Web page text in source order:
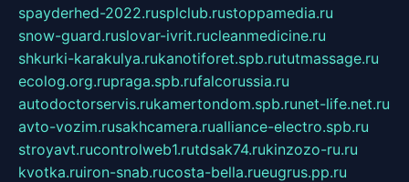
spayderhed-2022.rusplclub.rustoppamedia.ru
snow-guard.ruslovar-ivrit.rucleanmedicine.ru
shkurki-karakulya.rukanotiforet.spb.rututmassage.ru
ecolog.org.rupraga.spb.rufalcorussia.ru
autodoctorservis.rukamertondom.spb.runet-life.net.ru
avto-vozim.rusakhcamera.rualliance-electro.spb.ru
stroyavt.rucontrolweb1.rutdsak74.rukinzozo-ru.ru
kvotka.ruiron-snab.rucosta-bella.rueugrus.pp.ru